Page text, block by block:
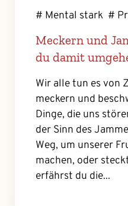
# Mental stark #
Meckern und
du damit
Wir alle tun es von
meckern und
Dinge, die uns
der Sinn des
Weg, um unserer
machen, oder
erfährst du die...